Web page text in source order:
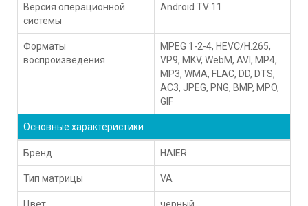
Версия операционной
системы
Android TV 11
Форматы
воспроизведения
MPEG 1-2-4, HEVC/H.265,
VP9, MKV, WebM, AVI, MP4,
MP3, WMA, FLAC, DD, DTS,
AC3, JPEG, PNG, BMP, MPO,
GIF
Основные характеристики
Бренд HAIER
Тип матрицы VA